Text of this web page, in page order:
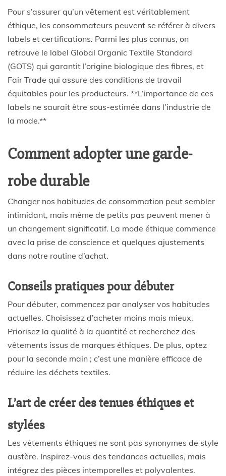
Pour s’assurer qu’un vêtement est véritablement
éthique, les consommateurs peuvent se référer à divers
labels et certifications. Parmi les plus connus, on
retrouve le label Global Organic Textile Standard
(GOTS) qui garantit l’origine biologique des fibres, et
Fair Trade qui assure des conditions de travail
équitables pour les producteurs. **L’importance de ces
labels ne saurait être sous-estimée dans l’industrie de
la mode.**
Comment adopter une garde-
robe durable
Changer nos habitudes de consommation peut sembler
intimidant, mais même de petits pas peuvent mener à
un changement significatif. La mode éthique commence
avec la prise de conscience et quelques ajustements
dans notre routine d’achat.
Conseils pratiques pour débuter
Pour débuter, commencez par analyser vos habitudes
actuelles. Choisissez d’acheter moins mais mieux.
Priorisez la qualité à la quantité et recherchez des
vêtements issus de marques éthiques. De plus, optez
pour la seconde main ; c’est une manière efficace de
réduire les déchets textiles.
L’art de créer des tenues éthiques et
stylées
Les vêtements éthiques ne sont pas synonymes de style
austère. Inspirez-vous des tendances actuelles, mais
intégrez des pièces intemporelles et polyvalentes.